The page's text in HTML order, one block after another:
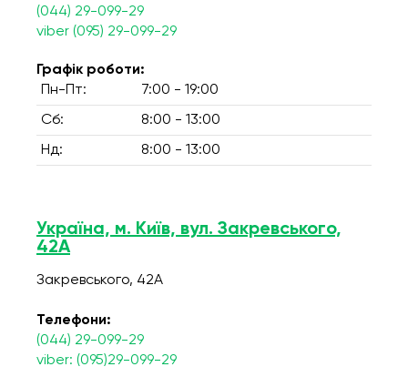
(044) 29-099-29
viber (095) 29-099-29
Графік роботи:
Пн-Пт:
7:00 - 19:00
Сб: 8:00 - 13:00
Нд: 8:00 - 13:00
Україна, м. Київ, вул. Закревського,
42А
Закревського, 42А
Телефони:
(044) 29-099-29
viber: (095)29-099-29